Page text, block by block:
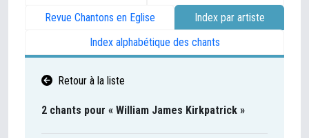
Revue Chantons en Eglise
Index par artiste
Index alphabétique des chants
Retour à la liste
2 chants pour « William James Kirkpatrick »